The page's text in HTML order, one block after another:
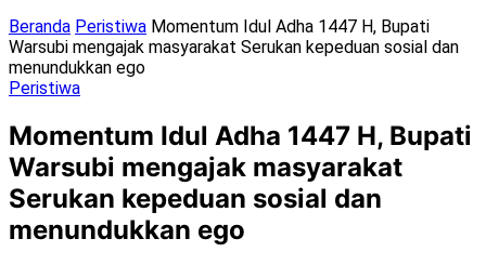
Beranda Peristiwa Momentum Idul Adha 1447 H, Bupati
Warsubi mengajak masyarakat Serukan kepeduan sosial dan
menundukkan ego
Peristiwa
Momentum Idul Adha 1447 H, Bupati
Warsubi mengajak masyarakat
Serukan kepeduan sosial dan
menundukkan ego